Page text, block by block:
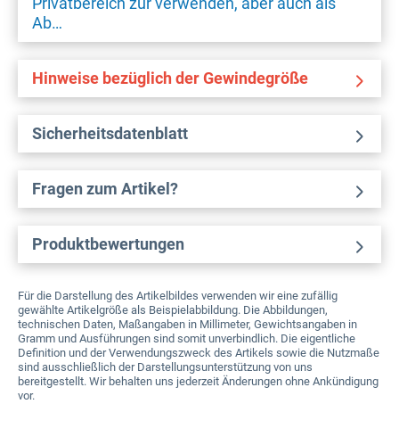
Ab…
Hinweise bezüglich der Gewindegröße
Sicherheitsdatenblatt
Fragen zum Artikel?
Produktbewertungen
Für die Darstellung des Artikelbildes verwenden wir eine zufällig
gewählte Artikelgröße als Beispielabbildung. Die Abbildungen,
technischen Daten, Maßangaben in Millimeter, Gewichtsangaben in
Gramm und Ausführungen sind somit unverbindlich. Die eigentliche
Definition und der Verwendungszweck des Artikels sowie die Nutzmaße
sind ausschließlich der Darstellungsunterstützung von uns
bereitgestellt. Wir behalten uns jederzeit Änderungen ohne Ankündigung
vor.